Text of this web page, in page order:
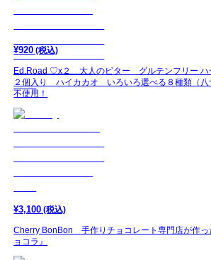
¥920 (税込)
Ed.Road ♡x２ 大人のビター グルテンフリー ハ
２個入り ハイカカオ いろいろ選べる８種類（八
不使用！
¥3,100 (税込)
Cherry BonBon 手作りチョコレート専門店が作っ
ョコラ』